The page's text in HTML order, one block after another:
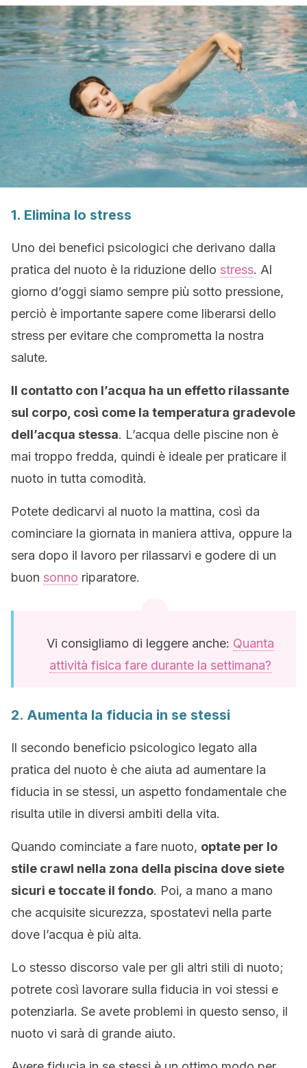
1. Elimina lo stress
Uno dei benefici psicologici che derivano dalla
pratica del nuoto è la riduzione dello stress. Al
giorno d’oggi siamo sempre più sotto pressione,
perciò è importante sapere come liberarsi dello
stress per evitare che comprometta la nostra
salute.
Il contatto con l’acqua ha un effetto rilassante
sul corpo, così come la temperatura gradevole
dell’acqua stessa. L’acqua delle piscine non è
mai troppo fredda, quindi è ideale per praticare il
nuoto in tutta comodità.
Potete dedicarvi al nuoto la mattina, così da
cominciare la giornata in maniera attiva, oppure la
sera dopo il lavoro per rilassarvi e godere di un
buon sonno riparatore.
Vi consigliamo di leggere anche: Quanta
attività fisica fare durante la settimana?
2. Aumenta la fiducia in se stessi
Il secondo beneficio psicologico legato alla
pratica del nuoto è che aiuta ad aumentare la
fiducia in se stessi, un aspetto fondamentale che
risulta utile in diversi ambiti della vita.
Quando cominciate a fare nuoto, optate per lo
stile crawl nella zona della piscina dove siete
sicuri e toccate il fondo. Poi, a mano a mano
che acquisite sicurezza, spostatevi nella parte
dove l’acqua è più alta.
Lo stesso discorso vale per gli altri stili di nuoto;
potrete così lavorare sulla fiducia in voi stessi e
potenziarla. Se avete problemi in questo senso, il
nuoto vi sarà di grande aiuto.